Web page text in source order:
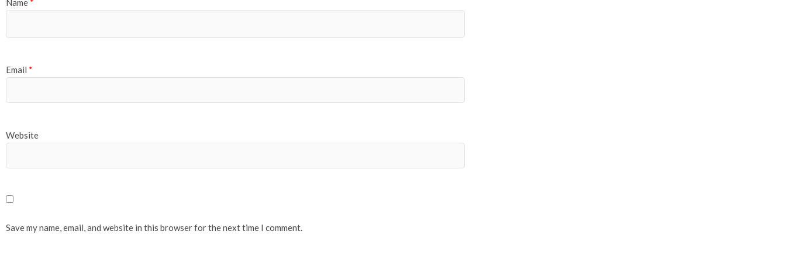
Name *
Email *
Website
Save my name, email, and website in this browser for the next time I comment.